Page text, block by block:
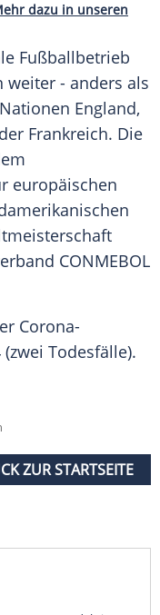
dazu in unseren
Fußballbetrieb
weiter - anders als
England,
Frankreich. Die
europäischen
CONMEBOL
Corona-
(zwei Todesfälle).
ZUR STARTSEITE